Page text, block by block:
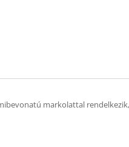
markolattal